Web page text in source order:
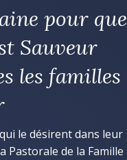
pour que
Sauveur
les familles
le désirent dans leur
Pastorale de la Famille